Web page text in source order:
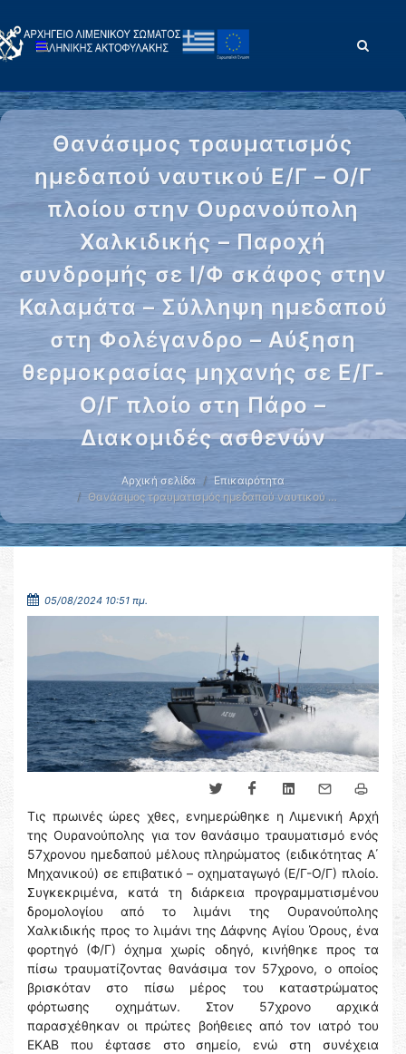
Θανάσιμος τραυματισμός
ημεδαπού ναυτικού Ε/Γ – Ο/Γ
πλοίου στην Ουρανούπολη
Χαλκιδικής – Παροχή
συνδρομής σε Ι/Φ σκάφος στην
Καλαμάτα – Σύλληψη ημεδαπού
στη Φολέγανδρο – Αύξηση
θερμοκρασίας μηχανής σε Ε/Γ-
Ο/Γ πλοίο στη Πάρο –
Διακομιδές ασθενών
Αρχική σελίδα
Επικαιρότητα
Θανάσιμος τραυματισμός ημεδαπού ναυτικού …
05/08/2024 10:51 πμ.
Τις πρωινές ώρες χθες, ενημερώθηκε η Λιμενική Αρχή
της Ουρανούπολης για τον θανάσιμο τραυματισμό ενός
57χρονου ημεδαπού μέλους πληρώματος (ειδικότητας Α΄
Μηχανικού) σε επιβατικό – οχηματαγωγό (Ε/Γ-Ο/Γ) πλοίο.
Συγκεκριμένα, κατά τη διάρκεια προγραμματισμένου
δρομολογίου από το λιμάνι της Ουρανούπολης
Χαλκιδικής προς το λιμάνι της Δάφνης Αγίου Όρους, ένα
φορτηγό (Φ/Γ) όχημα χωρίς οδηγό, κινήθηκε προς τα
πίσω τραυματίζοντας θανάσιμα τον 57χρονο, ο οποίος
βρισκόταν στο πίσω μέρος του καταστρώματος
φόρτωσης οχημάτων. Στον 57χρονο αρχικά
παρασχέθηκαν οι πρώτες βοήθειες από τον ιατρό του
ΕΚΑΒ που έφτασε στο σημείο, ενώ στη συνέχεια